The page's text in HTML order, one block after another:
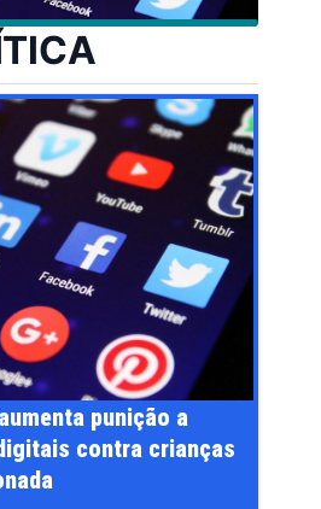
Bolsonaro anuncia
Gaspar, relator da CPI
INSS, como vice na disputa